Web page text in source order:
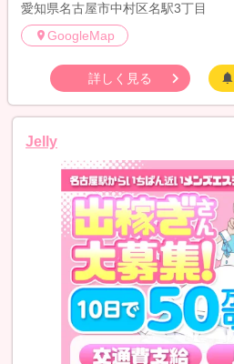
愛知県名古屋市中村区名駅3丁目
GoogleMap
詳しく見る
Jelly